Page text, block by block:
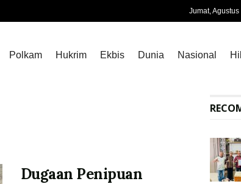
Jumat, Agustus
Polkam Hukrim Ekbis Dunia Nasional
Dugaan Penipuan